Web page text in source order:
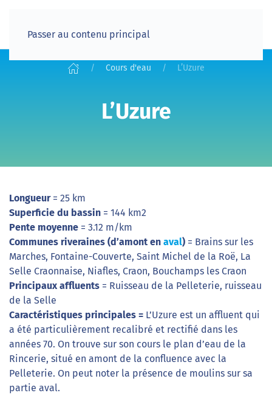
Passer au contenu principal
Cours d'eau L’Uzure
L’Uzure
Longueur = 25 km
Superficie du bassin = 144 km2
Pente moyenne = 3.12 m/km
Communes riveraines (d’amont en aval) = Brains sur les
Marches, Fontaine-Couverte, Saint Michel de la Roë, La
Selle Craonnaise, Niafles, Craon, Bouchamps les Craon
Principaux affluents = Ruisseau de la Pelleterie, ruisseau
de la Selle
Caractéristiques principales = L’Uzure est un affluent qui
a été particulièrement recalibré et rectifié dans les
années 70. On trouve sur son cours le plan d’eau de la
Rincerie, situé en amont de la confluence avec la
Pelleterie. On peut noter la présence de moulins sur sa
partie aval.